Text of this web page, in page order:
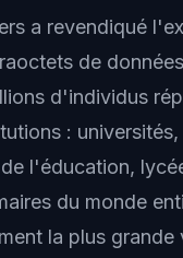
a revendiqué
de
d'individus
: universités,
l'éducation,
du monde
la plus grande